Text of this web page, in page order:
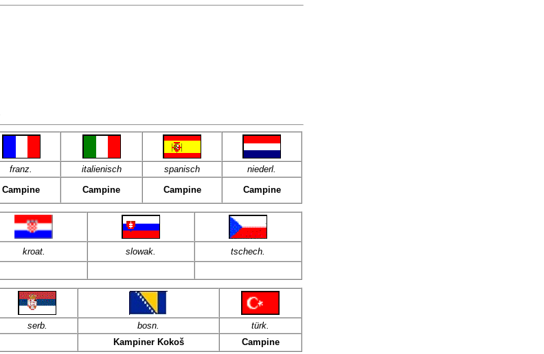
franz. italienisch spanisch
niederl.
Campine Campine Campine Campine
kroat. slowak.
tschech.
serb. bosn. türk.
Kampiner Kokoš
Campine